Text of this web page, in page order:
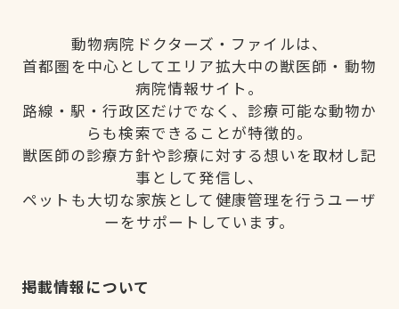
動物病院ドクターズ・ファイルは、
首都圏を中心としてエリア拡大中の獣医師・動物
病院情報サイト。
路線・駅・行政区だけでなく、診療可能な動物か
らも検索できることが特徴的。
獣医師の診療方針や診療に対する想いを取材し記
事として発信し、
ペットも大切な家族として健康管理を行うユーザ
ーをサポートしています。
掲載情報について